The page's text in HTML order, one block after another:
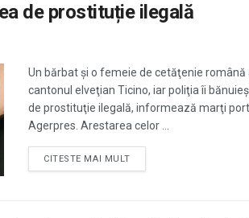
de prostituție ilegală
Un bărbat şi o femeie de cetăţenie
cantonul elveţian Ticino, iar poliţia îi
de prostituţie ilegală, informează marţi
Agerpres. Arestarea celor ...
CITESTE MAI MULT